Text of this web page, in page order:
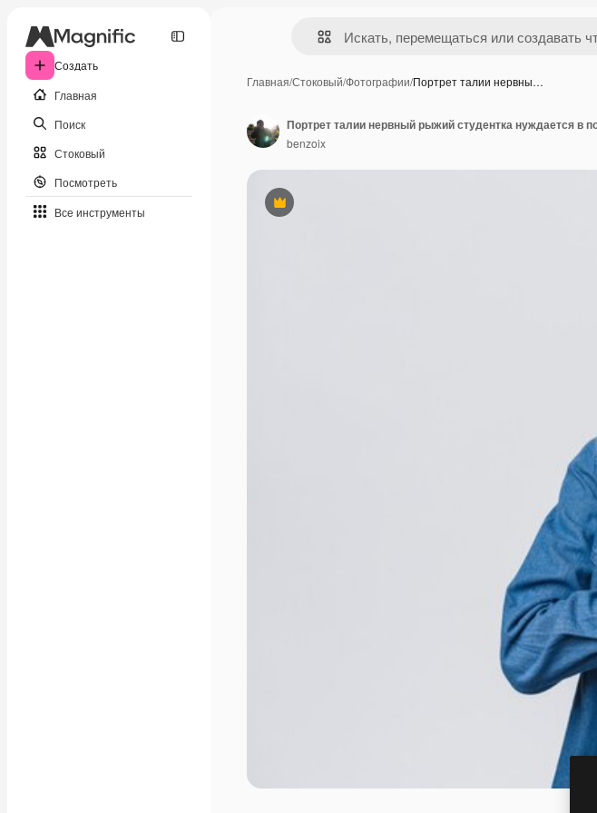
Создать
Главная
Поиск
Стоковый
Посмотреть
Все инструменты
Главная/Стоковый/Фотографии/Портрет талии нервны…
Премиум
benzoix